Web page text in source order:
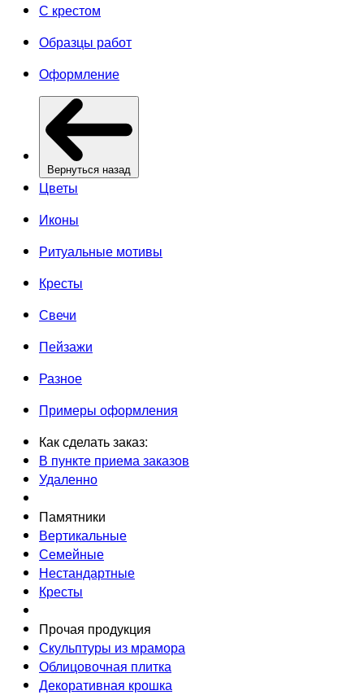
С крестом
Образцы работ
Оформление
Вернуться назад
Цветы
Иконы
Ритуальные мотивы
Кресты
Свечи
Пейзажи
Разное
Примеры оформления
Как сделать заказ:
В пункте приема заказов
Удаленно
Памятники
Вертикальные
Семейные
Нестандартные
Кресты
Прочая продукция
Скульптуры из мрамора
Облицовочная плитка
Декоративная крошка